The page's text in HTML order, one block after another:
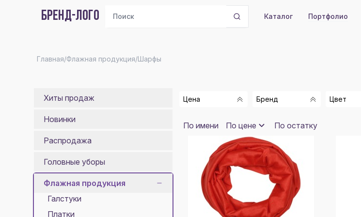
БРЕНД-ЛОГО Каталог Портфолио
Главная/Флажная продукция/Шарфы
Хиты продаж
Новинки
Распродажа
Головные уборы
Флажная продукция
Галстуки
Платки
Цена
От
Показать
Бренд
CACHAREL
ELEVATE
HAPPY GIFTS
HAPPY GIFTS
EXTRA
MATTEO
Цвет
По имени По цене По остатку